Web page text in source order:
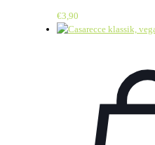
€3,90